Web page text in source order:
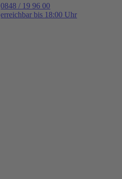
0848 / 19 96 00
erreichbar bis 18:00 Uhr